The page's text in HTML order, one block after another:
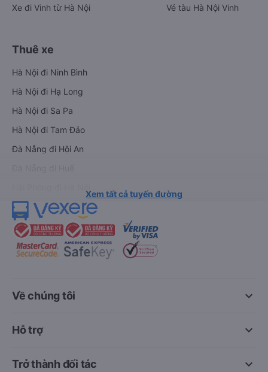
Xe đi Vinh từ Hà Nội
Vé tàu Hà Nội Vinh
Thuê xe
Hà Nội đi Ninh Bình
Hà Nội đi Hạ Long
Hà Nội đi Sa Pa
Hà Nội đi Tam Đảo
Đà Nẵng đi Hội An
Xem tất cả tuyến đường
keyboard_arrow_down
Về chúng tôi
keyboard_arrow_down
Hỗ trợ
keyboard_arrow_down
Trở thành đối tác